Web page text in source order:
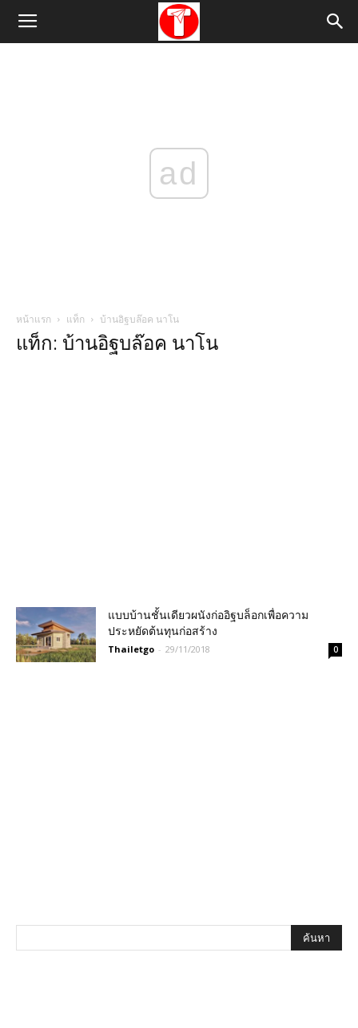
ad
หน้าแรก แท็ก บ้านอิฐบล๊อค นาโน
แท็ก: บ้านอิฐบล๊อค นาโน
แบบบ้านชั้นเดียวผนังก่ออิฐบล็อกเพื่อความ
ประหยัดต้นทุนก่อสร้าง
Thailetgo - 29/11/2018 0